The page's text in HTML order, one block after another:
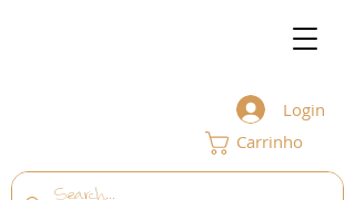
Login
Carrinho